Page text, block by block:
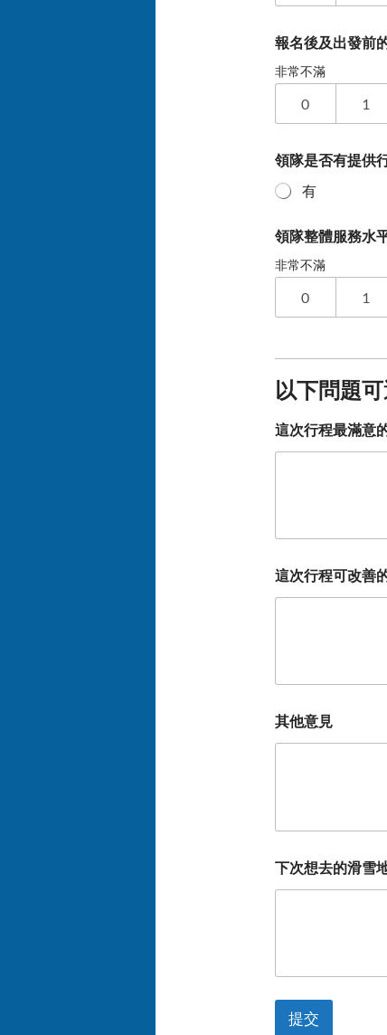
報名後及出發前
非常不滿
0 1
領隊是否有提供
有
領隊整體服務水
非常不滿
0 1
以下問題
這次行程最滿意
這次行程可改善
其他意見
下次想去的滑雪
提交